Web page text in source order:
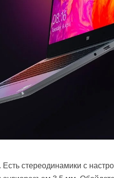
стереодинамики с